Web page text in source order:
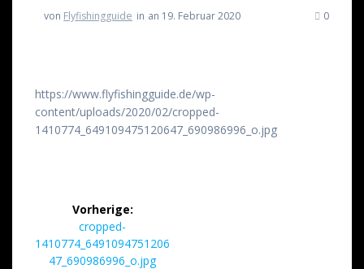
von Flyfishingguide in an 19. Februar 2020 0
https://www.flyfishingguide.de/wp-
content/uploads/2020/02/cropped-
1410774_649109475120647_690986996_o.jpg
Beitrags-
Navigation
Vorherige:
Vorheriger
Beitrag:
cropped-
1410774_6491094751206
47_690986996_o.jpg